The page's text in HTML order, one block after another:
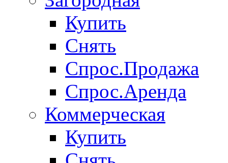
Купить
Снять
Спрос.Продажа
Спрос.Аренда
Коммерческая
Купить